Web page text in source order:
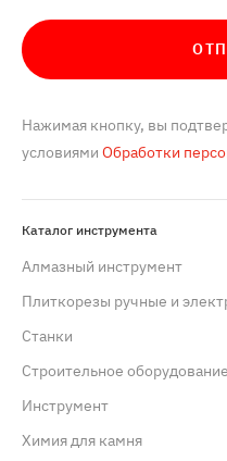
Нажимая кнопку, вы
условиями Обработки
Каталог инструмента
Алмазный инструмент
Плиткорезы ручные и
Станки
Строительное
Инструмент
Химия для камня